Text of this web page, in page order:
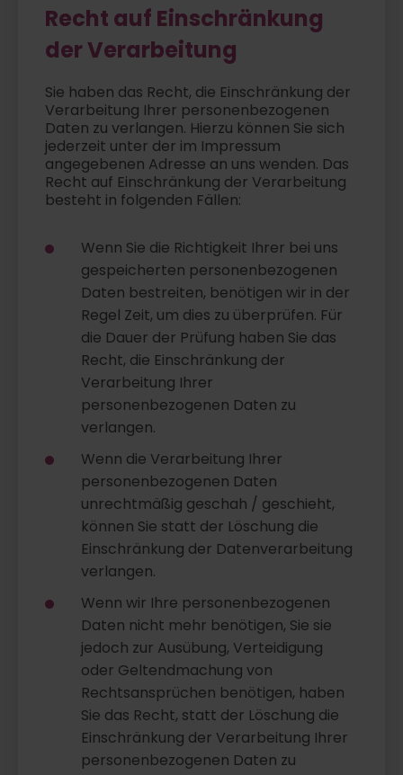
Recht auf Einschränkung
der Verarbeitung
Sie haben das Recht, die Einschränkung der
Verarbeitung Ihrer personenbezogenen
Daten zu verlangen. Hierzu können Sie sich
jederzeit unter der im Impressum
angegebenen Adresse an uns wenden. Das
Recht auf Einschränkung der Verarbeitung
besteht in folgenden Fällen:
Wenn Sie die Richtigkeit Ihrer bei uns
gespeicherten personenbezogenen
Daten bestreiten, benötigen wir in der
Regel Zeit, um dies zu überprüfen. Für
die Dauer der Prüfung haben Sie das
Recht, die Einschränkung der
Verarbeitung Ihrer
personenbezogenen Daten zu
verlangen.
Wenn die Verarbeitung Ihrer
personenbezogenen Daten
unrechtmäßig geschah / geschieht,
können Sie statt der Löschung die
Einschränkung der Datenverarbeitung
verlangen.
Wenn wir Ihre personenbezogenen
Daten nicht mehr benötigen, Sie sie
jedoch zur Ausübung, Verteidigung
oder Geltendmachung von
Rechtsansprüchen benötigen, haben
Sie das Recht, statt der Löschung die
Einschränkung der Verarbeitung Ihrer
personenbezogenen Daten zu